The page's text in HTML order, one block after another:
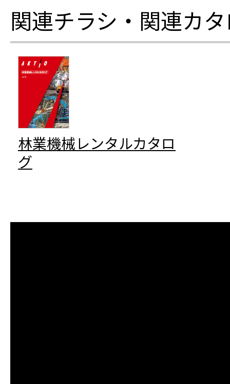
関連チラシ・関連カ
林業機械レンタルカタロ
グ